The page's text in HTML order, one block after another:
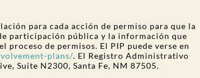
para cada acción de permiso para que la
participación pública y la información que
proceso de permisos. El PIP puede verse en
plans/. El Registro Administrativo
Suite N2300, Santa Fe, NM 87505.